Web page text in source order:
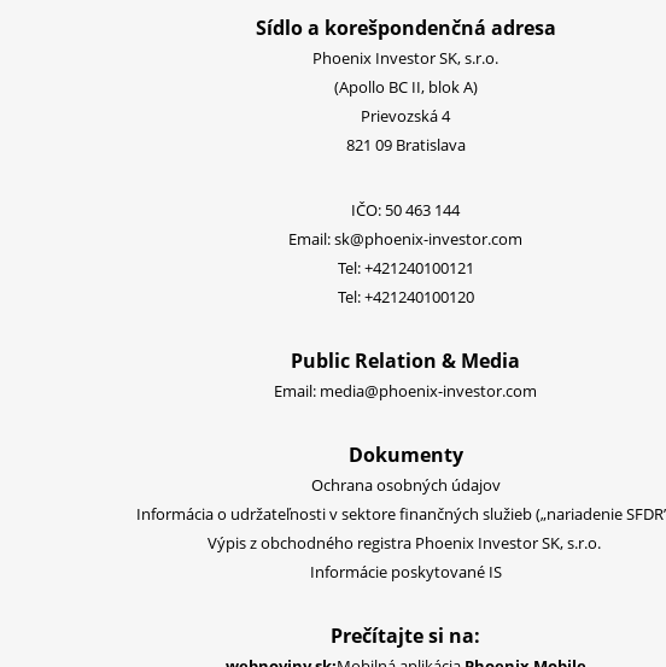
Sídlo a korešpondenčná adresa
Phoenix Investor SK, s.r.o.
(Apollo BC II, blok A)
Prievozská 4
821 09 Bratislava
IČO: 50 463 144
Email:sk@phoenix-investor.com
Tel:+421240100121
Tel:+421240100120
Public Relation & Media
Email: media@phoenix-investor.com
Dokumenty
Ochrana osobných údajov
Informácia o udržateľnosti v sektore finančných služieb („nariadenie
Výpis z obchodného registra Phoenix Investor SK, s.r.o.
Informácie poskytované IS
Prečítajte si na: